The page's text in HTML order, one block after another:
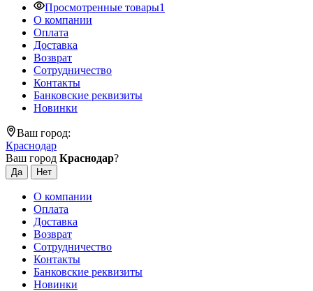
Просмотренные товары1
О компании
Оплата
Доставка
Возврат
Сотрудничество
Контакты
Банковские реквизиты
Новинки
Ваш город:
Краснодар
Ваш город Краснодар?
О компании
Оплата
Доставка
Возврат
Сотрудничество
Контакты
Банковские реквизиты
Новинки